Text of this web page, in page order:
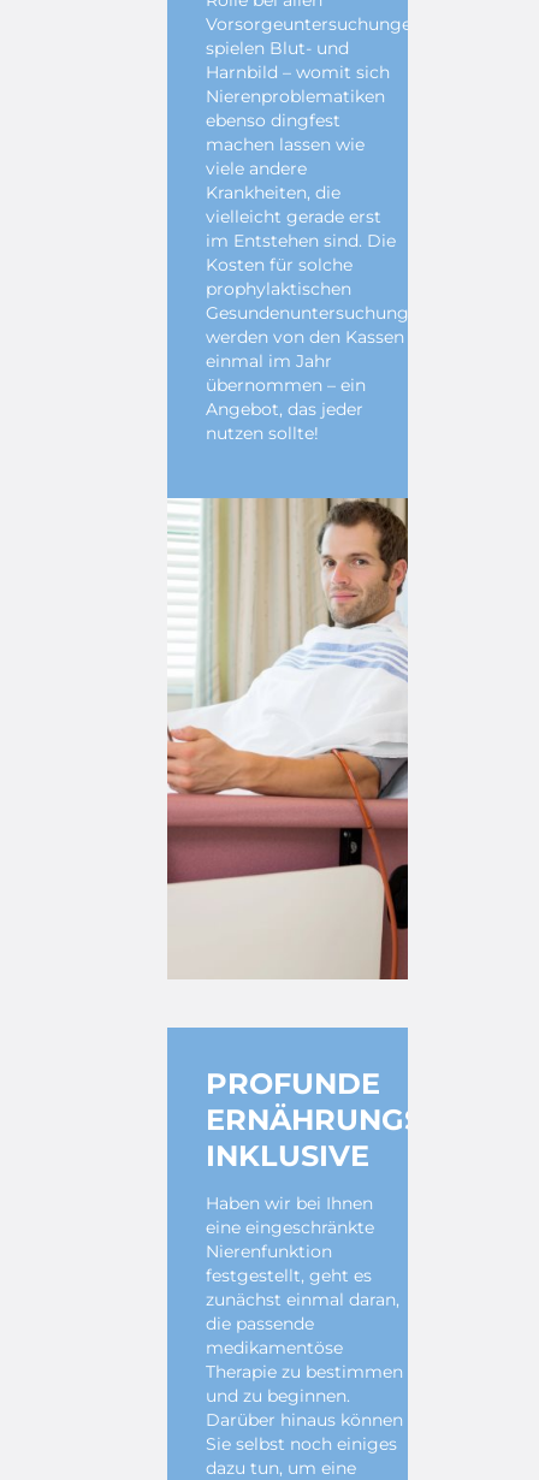
Vorsorgeuntersuchungen
spielen Blut- und
Harnbild – womit sich
Nierenproblematiken
ebenso dingfest
machen lassen wie
viele andere
Krankheiten, die
vielleicht gerade erst
im Entstehen sind. Die
Kosten für solche
prophylaktischen
Gesundenuntersuchungen
werden von den Kassen
einmal im Jahr
übernommen – ein
Angebot, das jeder
nutzen sollte!
PROFUNDE
INKLUSIVE
Haben wir bei Ihnen
eine eingeschränkte
Nierenfunktion
festgestellt, geht es
zunächst einmal daran,
die passende
medikamentöse
Therapie zu bestimmen
und zu beginnen.
Darüber hinaus können
Sie selbst noch einiges
dazu tun, um eine